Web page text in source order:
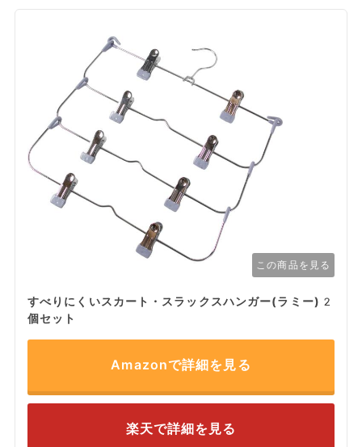
この商品を見る
すべりにくいスカート・スラックスハンガー(ラミー)2
個セット
Amazonで詳細を見る
楽天で詳細を見る